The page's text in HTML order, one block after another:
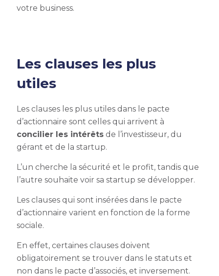
votre business.
Les clauses les plus
utiles
Les clauses les plus utiles dans le pacte
d’actionnaire sont celles qui arrivent à
concilier les intérêtsde l’investisseur, du
gérant et de la startup.
L’un cherche la sécurité et le profit, tandis que
l’autre souhaite voir sa startup se développer.
Les clauses qui sont insérées dans le pacte
d’actionnaire varient en fonction de la forme
sociale.
En effet, certaines clauses doivent
obligatoirement se trouver dans le statuts et
non dans le pacte d’associés, et inversement.